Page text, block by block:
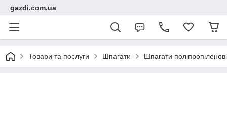
gazdi.com.ua
Товари та послуги Шпагати Шпагати поліпропіленові